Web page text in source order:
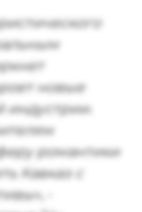
новые
индустрии.
романтики
Кавказ с